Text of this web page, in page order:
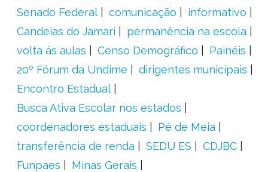
Senado Federal
comunicação
informativo
Candeias do Jamari
permanência na escola
volta ás aulas
Censo Demográfico
Painéis
20º Fórum da Undime
dirigentes municipais
Encontro Estadual
Busca Ativa Escolar nos estados
coordenadores estaduais
Pé de Meia
transferência de renda
SEDU ES
CDJBC
Funpaes
Minas Gerais